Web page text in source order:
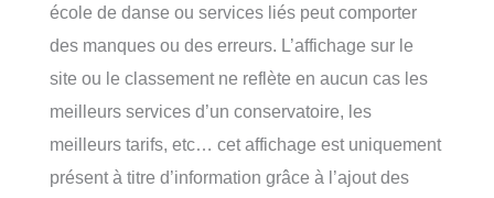
école de danse ou services liés peut comporter
des manques ou des erreurs. L’affichage sur le
site ou le classement ne reflète en aucun cas les
meilleurs services d’un conservatoire, les
meilleurs tarifs, etc… cet affichage est uniquement
présent à titre d’information grâce à l’ajout des